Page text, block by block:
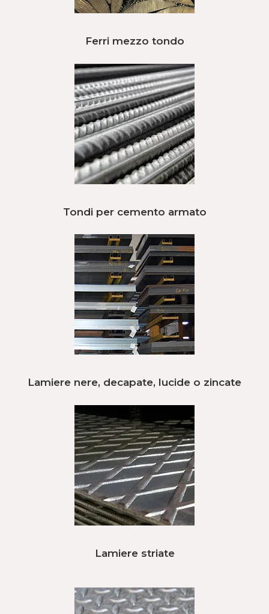
Ferri mezzo tondo
Tondi per cemento armato
Lamiere nere, decapate, lucide o zincate
Lamiere striate